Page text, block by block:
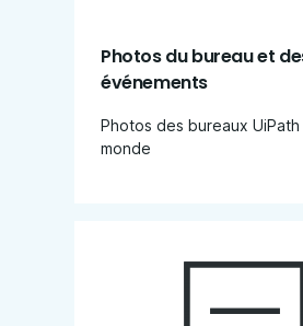
Photos du bureau et
événements
Photos des bureaux
monde